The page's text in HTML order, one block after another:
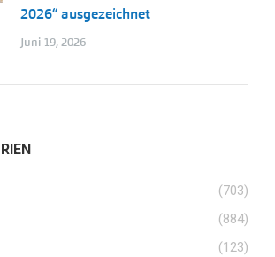
2026“ ausgezeichnet
Juni 19, 2026
(703)
(884)
(123)